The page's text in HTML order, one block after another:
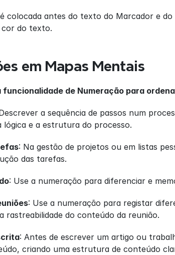
é colocada antes do texto do Marcador e
do texto.
em Mapas Mentais
funcionalidade de Numeração para
a sequência de passos num
lógica e a estrutura do processo.
: Na gestão de projetos ou em listas
das tarefas.
: Use a numeração para diferenciar e
: Use a numeração para registar
rastreabilidade do conteúdo da reunião.
: Antes de escrever um artigo ou
criando uma estrutura de conteúdo